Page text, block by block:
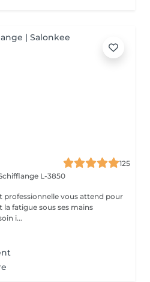
125
L-3850
professionnelle vous attend pour
la fatigue sous ses mains
i...